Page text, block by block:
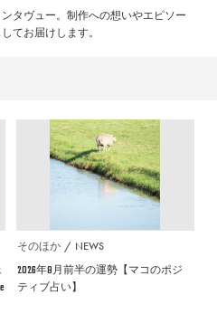
タヴュー。制作への想いやエピソー
てお届けします。
そのほか NEWS
2026年8月前半の運勢【マコのポジ
ティブ占い】